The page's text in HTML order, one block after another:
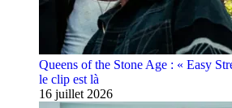
Queens of the Stone Age : « Easy
le clip est là
16 juillet 2026